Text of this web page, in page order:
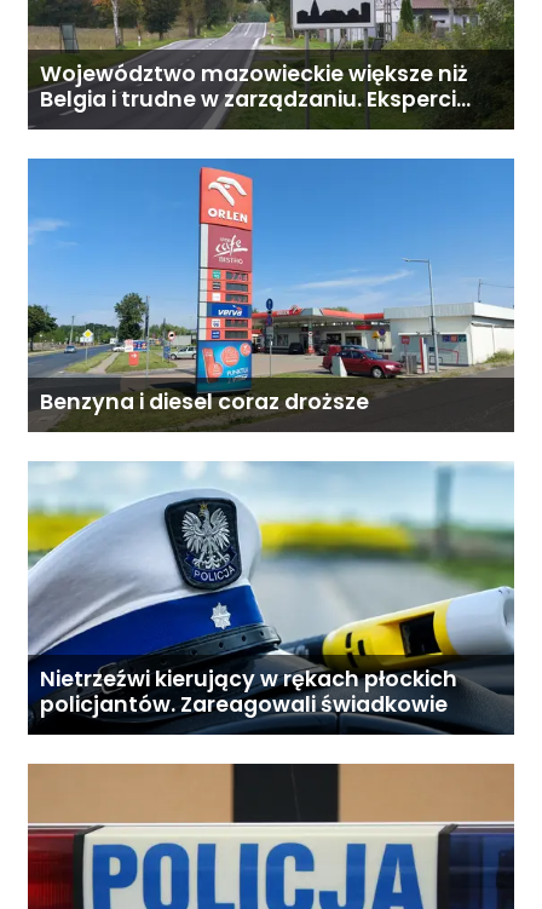
Województwo mazowieckie większe niż
Belgia i trudne w zarządzaniu. Eksperci
proponują podział centralnej Polski
Benzyna i diesel coraz droższe
Nietrzeźwi kierujący w rękach płockich
policjantów. Zareagowali świadkowie